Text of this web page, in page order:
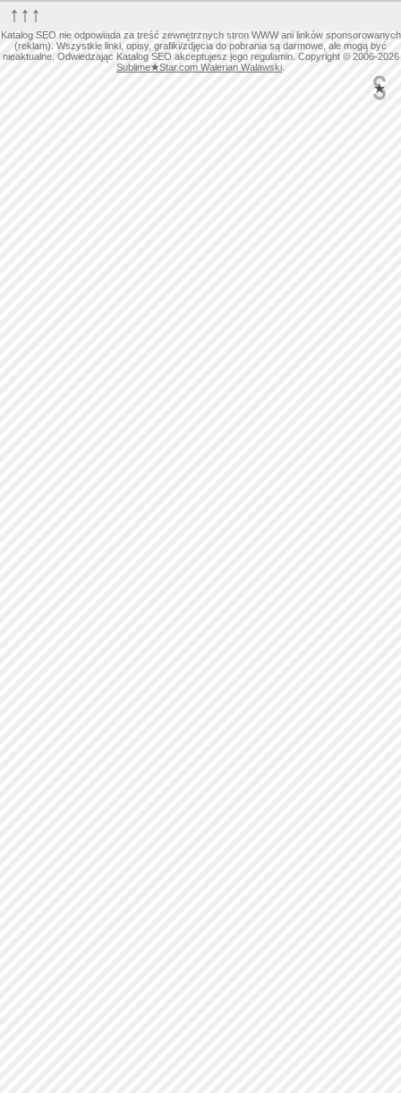
↑↑↑
Katalog SEO nie odpowiada za treść zewnętrznych stron WWW ani linków sponsorowanych
(reklam). Wszystkie linki, opisy, grafiki/zdjęcia do pobrania są darmowe, ale mogą być
nieaktualne. Odwiedzając Katalog SEO akceptujesz jego regulamin. Copyright © 2006-2026
Sublime★Star.com Walerian Walawski